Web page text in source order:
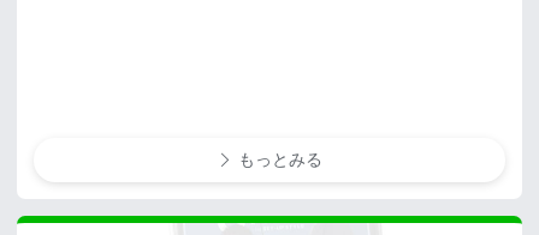
もっとみる